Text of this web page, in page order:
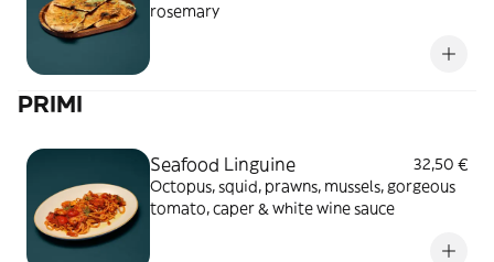
rosemary
PRIMI
Seafood Linguine
32,50 €
Octopus, squid, prawns, mussels, gorgeous
tomato, caper & white wine sauce